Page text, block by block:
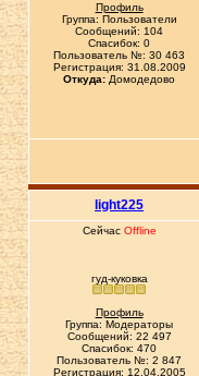
Профиль
Группа: Пользователи
Сообщений: 104
Спасибок: 0
Пользователь №: 30 463
Регистрация: 31.08.2009
Откуда: Домодедово
light225
Сейчас Offline
гуд-куковка
Профиль
Группа: Модераторы
Сообщений: 22 497
Спасибок: 470
Пользователь №: 2 847
Регистрация: 12.04.2005